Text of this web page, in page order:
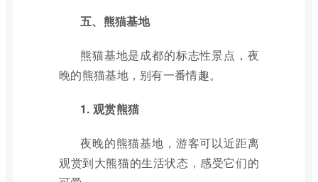
五、熊猫基地
熊猫基地是成都的标志性景点，夜
晚的熊猫基地，别有一番情趣。
1. 观赏熊猫
夜晚的熊猫基地，游客可以近距离
观赏到大熊猫的生活状态，感受它们的